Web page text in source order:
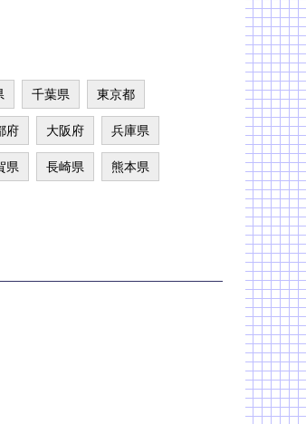
千葉県 東京都
府 大阪府 兵庫県
県 長崎県 熊本県